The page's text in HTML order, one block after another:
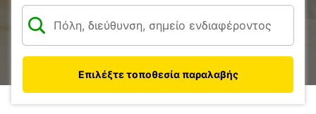
Επιλέξτε τοποθεσία παραλαβής